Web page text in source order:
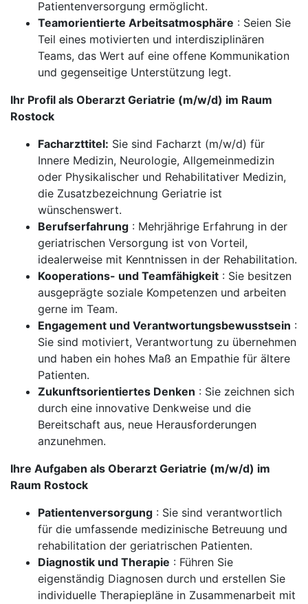
Patientenversorgung ermöglicht.
Teamorientierte Arbeitsatmosphäre : Seien Sie
Teil eines motivierten und interdisziplinären
Teams, das Wert auf eine offene Kommunikation
und gegenseitige Unterstützung legt.
Ihr Profil als Oberarzt Geriatrie (m/w/d) im Raum
Rostock
Facharzttitel: Sie sind Facharzt (m/w/d) für
Innere Medizin, Neurologie, Allgemeinmedizin
oder Physikalischer und Rehabilitativer Medizin,
die Zusatzbezeichnung Geriatrie ist
wünschenswert.
Berufserfahrung : Mehrjährige Erfahrung in der
geriatrischen Versorgung ist von Vorteil,
idealerweise mit Kenntnissen in der Rehabilitation.
Kooperations- und Teamfähigkeit : Sie besitzen
ausgeprägte soziale Kompetenzen und arbeiten
gerne im Team.
Engagement und Verantwortungsbewusstsein :
Sie sind motiviert, Verantwortung zu übernehmen
und haben ein hohes Maß an Empathie für ältere
Patienten.
Zukunftsorientiertes Denken : Sie zeichnen sich
durch eine innovative Denkweise und die
Bereitschaft aus, neue Herausforderungen
anzunehmen.
Ihre Aufgaben als Oberarzt Geriatrie (m/w/d) im
Raum Rostock
Patientenversorgung : Sie sind verantwortlich
für die umfassende medizinische Betreuung und
rehabilitation der geriatrischen Patienten.
Diagnostik und Therapie : Führen Sie
eigenständig Diagnosen durch und erstellen Sie
individuelle Therapiepläne in Zusammenarbeit mit